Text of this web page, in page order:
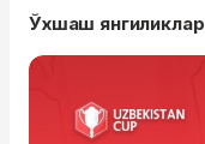
Ўхшаш янгиликлар